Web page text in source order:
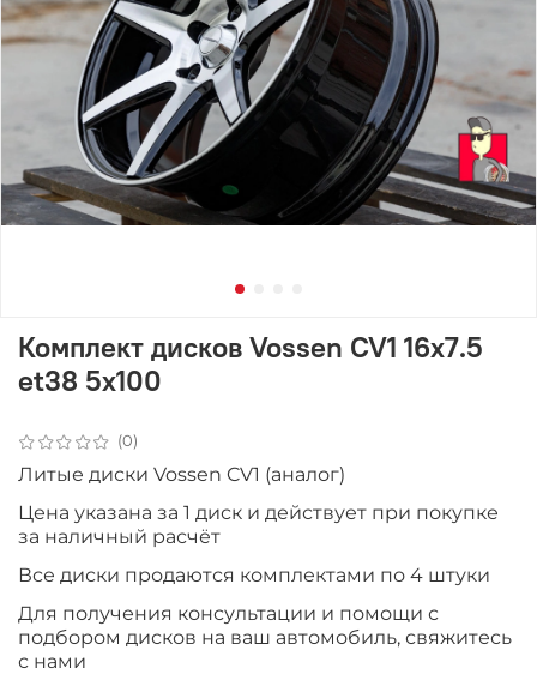
(0)
Комплект дисков Vossen CV1 16x7.5
et38 5x100
Литые диски Vossen CV1 (аналог)
Цена указана за 1 диск и действует при покупке
за наличный расчёт
Все диски продаются комплектами по 4 штуки
Для получения консультации и помощи с
подбором дисков на ваш автомобиль, свяжитесь
с нами